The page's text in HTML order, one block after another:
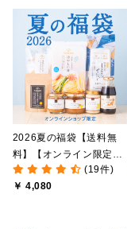
2026夏の福袋【送料無
料】【オンライン限定】
【ポイントキャンペーン
実施中】【のし・ラッピ
(19件)
￥ 4,080